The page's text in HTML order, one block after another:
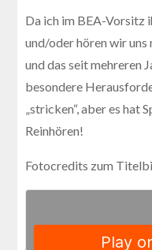
Da ich im BEA-Vorsitz
und/oder hören wir
und das seit mehreren
besondere
„stricken“, aber es hat
Reinhören!
Fotocredits zum